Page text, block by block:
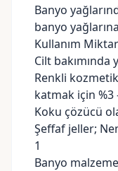
Banyo
banyo
Kullanım
Cilt bakımında
Renkli
katmak için %3
Koku çözücü
Şeffaf jeller;
1
Banyo